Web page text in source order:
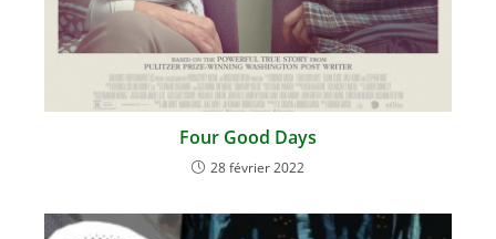
Four Good Days
28 février 2022